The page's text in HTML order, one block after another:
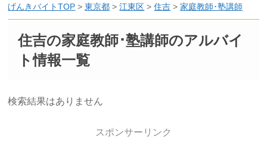
げんきバイトTOP >東京都 >江東区 >住吉 >家庭教師･塾講師
住吉の家庭教師･塾講師のアルバイ
ト情報一覧
検索結果はありません
スポンサーリンク